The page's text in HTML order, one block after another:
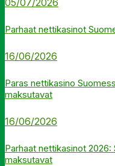
Parhaat nettikasinot
16/06/2026
Paras nettikasino
maksutavat
16/06/2026
Parhaat nettikasinot
maksutavat